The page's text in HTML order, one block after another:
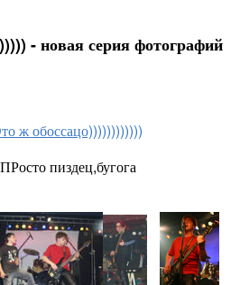
- новая серия фотографий
ж обоссацо))))))))))))
пиздец,бугога